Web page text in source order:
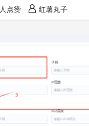
点赞 红薯丸子